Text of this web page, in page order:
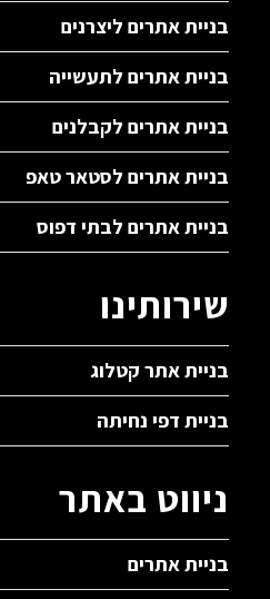
בניית אתרים ליצרנים
בניית אתרים לתעשייה
בניית אתרים לקבלנים
בניית אתרים לסטאר טאפ
בניית אתרים לבתי דפוס
שירותינו
בניית אתר קטלוג
בניית דפי נחיתה
ניווט באתר
בניית אתרים